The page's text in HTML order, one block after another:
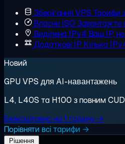
Зберігання VPS Тарифи
Власне ISO Завантажте
Виділена IPv4 Ваш IP, не
Додаткові IP Кілька
Новий
GPU VPS для AI-навантажень
L4, L40S та H100 з повним
Безкоштовно на 1 годину →
Порівняти всі тарифи →